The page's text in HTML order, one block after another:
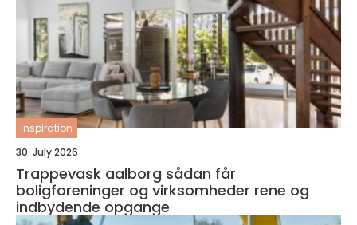
inspiration
30. July 2026
Trappevask aalborg sådan får
boligforeninger og virksomheder rene og
indbydende opgange